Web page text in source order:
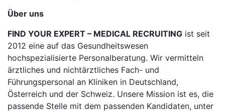
Über uns
FIND YOUR EXPERT – MEDICAL RECRUITING ist seit
2012 eine auf das Gesundheitswesen
hochspezialisierte Personalberatung. Wir vermitteln
ärztliches und nichtärztliches Fach- und
Führungspersonal an Kliniken in Deutschland,
Österreich und der Schweiz. Unsere Mission ist es, die
passende Stelle mit dem passenden Kandidaten, unter